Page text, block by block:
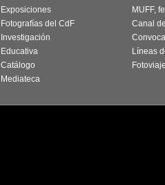
Exposiciones
Fotografías del CdF
Investigación
Educativa
Catálogo
Mediateca
MUFF,
Canal
Líneas